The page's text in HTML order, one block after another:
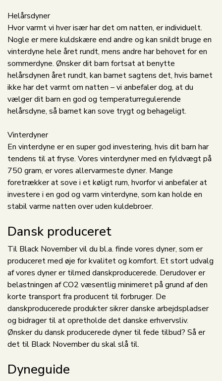
Helårsdyner
Hvor varmt vi hver især har det om natten, er individuelt.
Nogle er mere kuldskære end andre og kan snildt bruge en
vinterdyne hele året rundt, mens andre har behovet for en
sommerdyne. Ønsker dit barn fortsat at benytte
helårsdynen året rundt, kan barnet sagtens det, hvis barnet
ikke har det varmt om natten – vi anbefaler dog, at du
vælger dit barn en god og temperaturregulerende
helårsdyne, så barnet kan sove trygt og behageligt.
Vinterdyner
En vinterdyne er en super god investering, hvis dit barn har
tendens til at fryse. Vores vinterdyner med en fyldvægt på
750 gram, er vores allervarmeste dyner. Mange
foretrækker at sove i et køligt rum, hvorfor vi anbefaler at
investere i en god og varm vinterdyne, som kan holde en
stabil varme natten over uden kuldebroer.
Dansk produceret
Til Black November vil du bl.a. finde vores dyner, som er
produceret med øje for kvalitet og komfort. Et stort udvalg
af vores dyner er tilmed danskproducerede. Derudover er
belastningen af CO2 væsentlig minimeret på grund af den
korte transport fra producent til forbruger. De
danskproducerede produkter sikrer danske arbejdspladser
og bidrager til at opretholde det danske erhvervsliv.
Ønsker du dansk producerede dyner til fede tilbud? Så er
det til Black November du skal slå til.
Dyneguide